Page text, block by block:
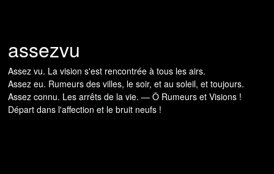
assezvu
Assez vu. La vision s'est rencontrée à tous les airs.
Assez eu. Rumeurs des villes, le soir, et au soleil, et toujours.
Assez connu. Les arrêts de la vie. — Ô Rumeurs et Visions !
Départ dans l'affection et le bruit neufs !